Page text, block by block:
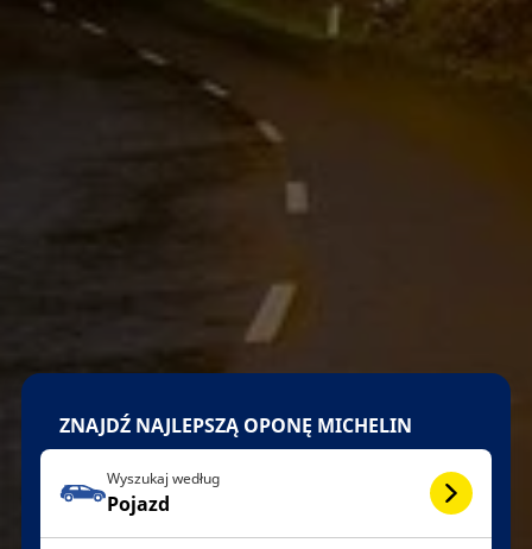
ZNAJDŹ NAJLEPSZĄ OPONĘ MICHELIN
Wyszukaj według
Pojazd